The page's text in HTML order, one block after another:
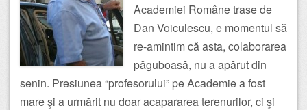
Academiei Române trase de
Dan Voiculescu, e momentul să
re-amintim că asta, colaborarea
păguboasă, nu a apărut din
senin. Presiunea “profesorului” pe Academie a fost
mare şi a urmărit nu doar acapararea terenurilor, ci şi